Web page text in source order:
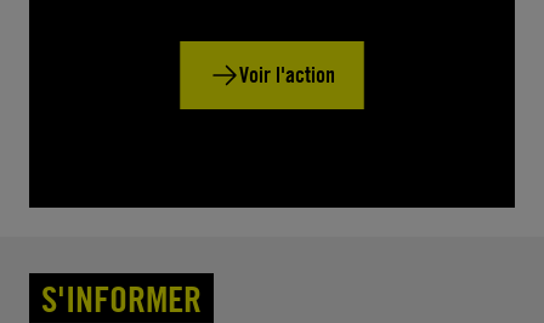
Voir l'action
S'INFORMER